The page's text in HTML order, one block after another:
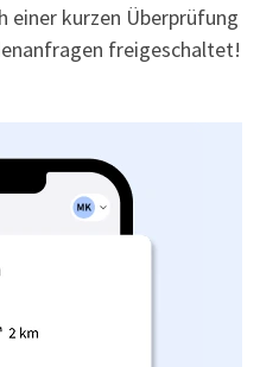
einer kurzen Überprüfung
freigeschaltet!